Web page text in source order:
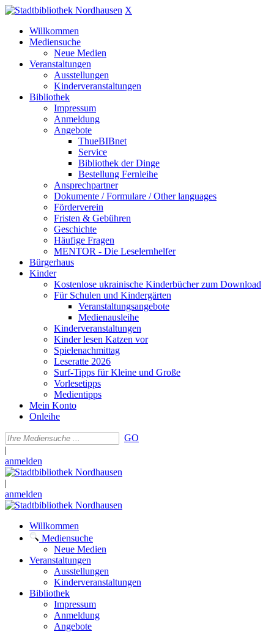
X
Willkommen
Mediensuche
Neue Medien
Veranstaltungen
Ausstellungen
Kinderveranstaltungen
Bibliothek
Impressum
Anmeldung
Angebote
ThueBIBnet
Service
Bibliothek der Dinge
Bestellung Fernleihe
Ansprechpartner
Dokumente / Formulare / Other languages
Förderverein
Fristen & Gebühren
Geschichte
Häufige Fragen
MENTOR - Die Leselernhelfer
Bürgerhaus
Kinder
Kostenlose ukrainische Kinderbücher zum Download
Für Schulen und Kindergärten
Veranstaltungsangebote
Medienausleihe
Kinderveranstaltungen
Kinder lesen Katzen vor
Spielenachmittag
Leseratte 2026
Surf-Tipps für Kleine und Große
Vorlesetipps
Medientipps
Mein Konto
Onleihe
GO
|
anmelden
|
anmelden
Willkommen
Mediensuche
Neue Medien
Veranstaltungen
Ausstellungen
Kinderveranstaltungen
Bibliothek
Impressum
Anmeldung
Angebote